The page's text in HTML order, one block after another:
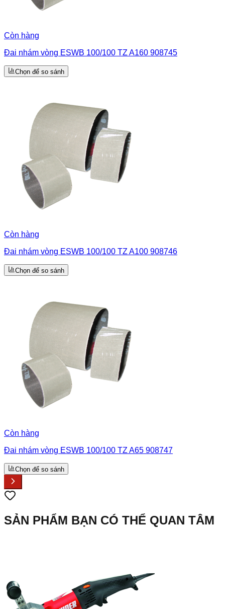
Còn hàng
Đai nhám vòng ESWB 100/100 TZ A160 908745
Chọn để so sánh
Còn hàng
Đai nhám vòng ESWB 100/100 TZ A100 908746
Chọn để so sánh
Còn hàng
Đai nhám vòng ESWB 100/100 TZ A65 908747
Chọn để so sánh
SẢN PHẨM BẠN CÓ THỂ QUAN TÂM